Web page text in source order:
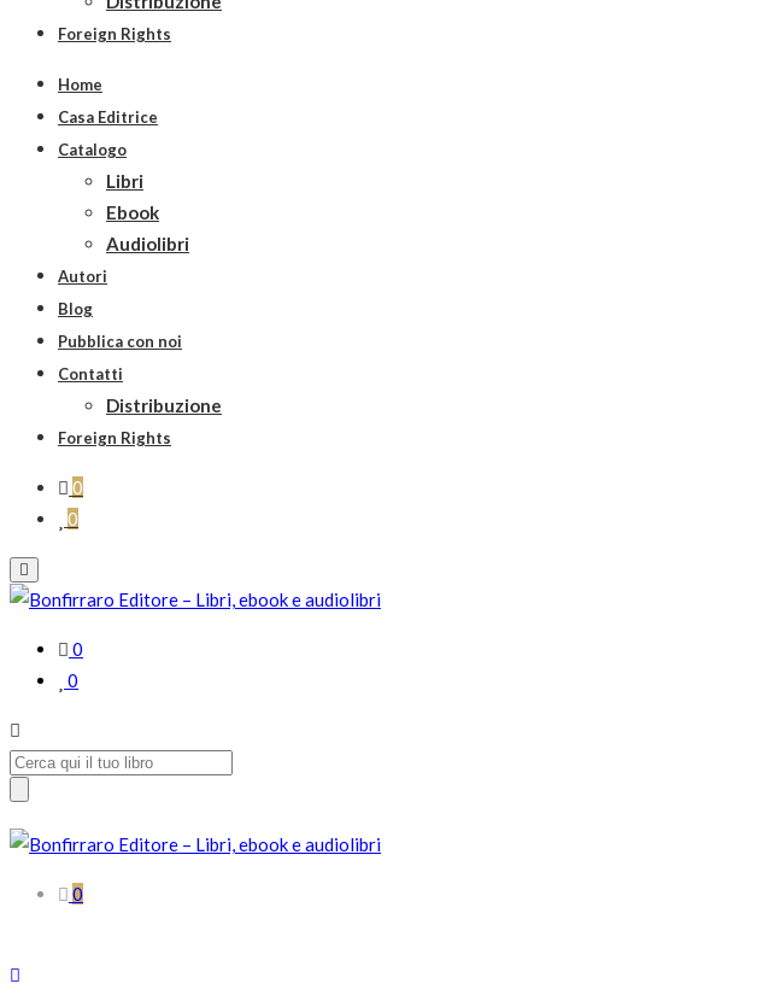
Foreign Rights
Home
Casa Editrice
Catalogo
Libri
Ebook
Audiolibri
Autori
Blog
Pubblica con noi
Contatti
Distribuzione
Foreign Rights
0
0
0
0
Search
0